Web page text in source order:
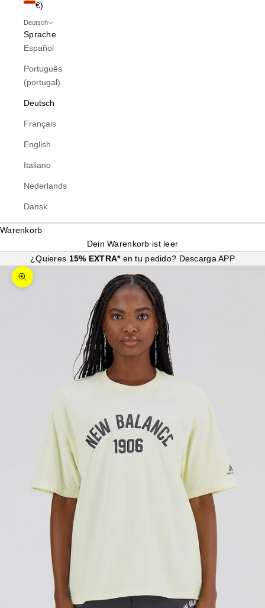
€)
Deutsch
Sprache
Español
Português
(portugal)
Deutsch
Français
English
Italiano
Nederlands
Dansk
Warenkorb
Dein Warenkorb ist leer
¿Quieres 15% EXTRA* en tu pedido? Descarga APP
Bild vergrößern